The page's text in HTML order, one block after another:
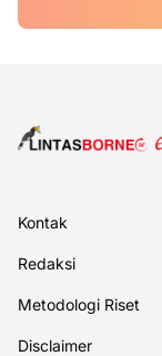
Kontak
Redaksi
Metodologi Riset
Disclaimer